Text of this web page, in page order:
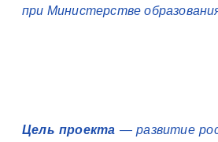
при Министерстве
Цель проекта —развитие